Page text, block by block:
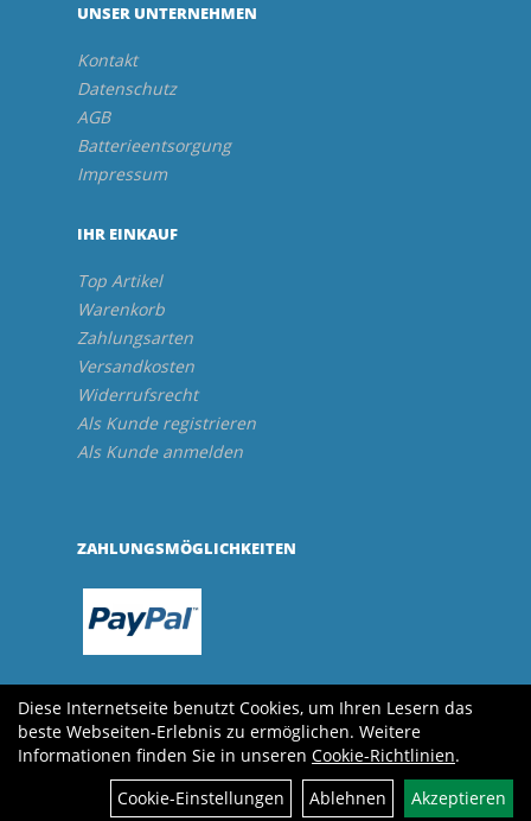
UNSER UNTERNEHMEN
Kontakt
Datenschutz
AGB
Batterieentsorgung
Impressum
IHR EINKAUF
Top Artikel
Warenkorb
Zahlungsarten
Versandkosten
Widerrufsrecht
Als Kunde registrieren
Als Kunde anmelden
ZAHLUNGSMÖGLICHKEITEN
Diese Internetseite benutzt Cookies, um Ihren Lesern das
beste Webseiten-Erlebnis zu ermöglichen. Weitere
Informationen finden Sie in unseren Cookie-Richtlinien.
Cookie-Einstellungen
Ablehnen Akzeptieren